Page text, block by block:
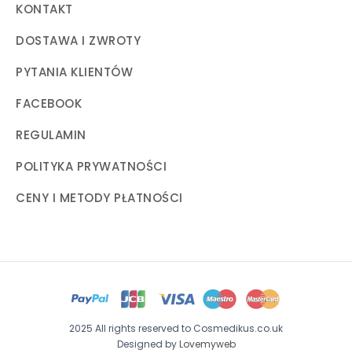
KONTAKT
DOSTAWA I ZWROTY
PYTANIA KLIENTÓW
FACEBOOK
REGULAMIN
POLITYKA PRYWATNOŚCI
CENY I METODY PŁATNOŚCI
2025 All rights reserved to Cosmedikus.co.uk
Designed byLovemyweb